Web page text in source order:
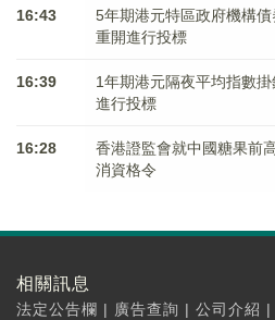
16:43
5年期港元特區政府機構
重開進行投標
16:39
1年期港元隔夜平均指數
進行投標
16:28
香港證監會就中國糖果前
消資格令
相關訊息
法定公告欄 | 廣告查詢 | 公司介紹 |